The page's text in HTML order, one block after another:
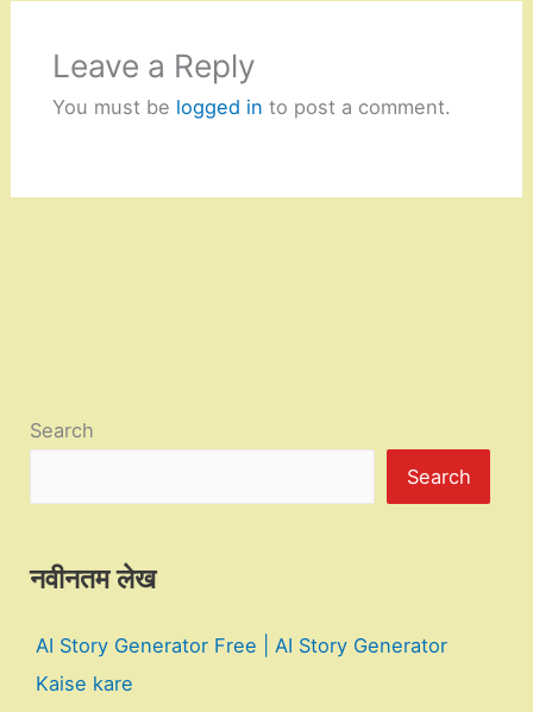
Leave a Reply
You must be logged in to post a comment.
Search
Search
नवीनतम लेख
AI Story Generator Free | AI Story Generator
Kaise kare